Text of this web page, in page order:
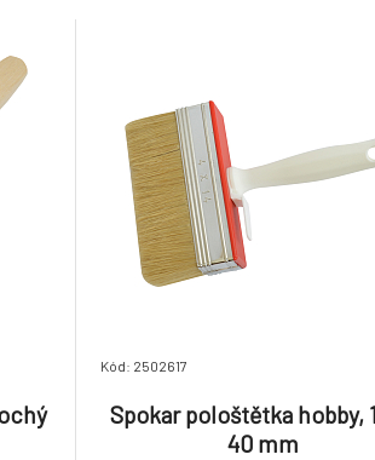
Kód: 2502617
Spokar pološtětka hobby,
40 mm